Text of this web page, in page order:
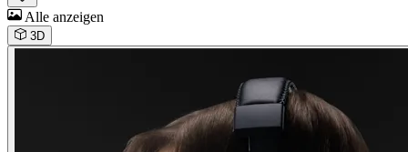
Alle anzeigen
3D